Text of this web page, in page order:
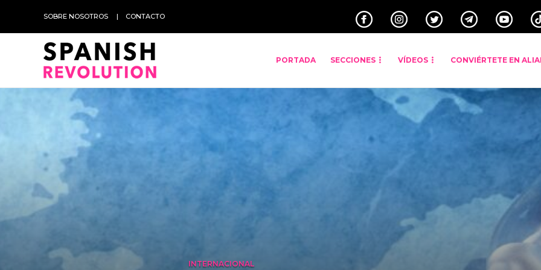
SOBRE NOSOTROS CONTACTO
PORTADA SECCIONES VÍDEOS CONVIÉRTETE EN
INTERNACIONAL